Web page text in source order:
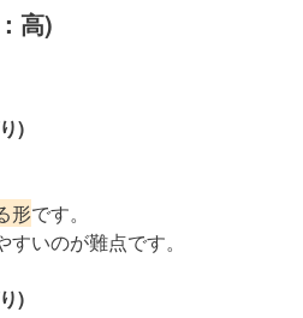
高)
)
形です。
いのが難点です。
)